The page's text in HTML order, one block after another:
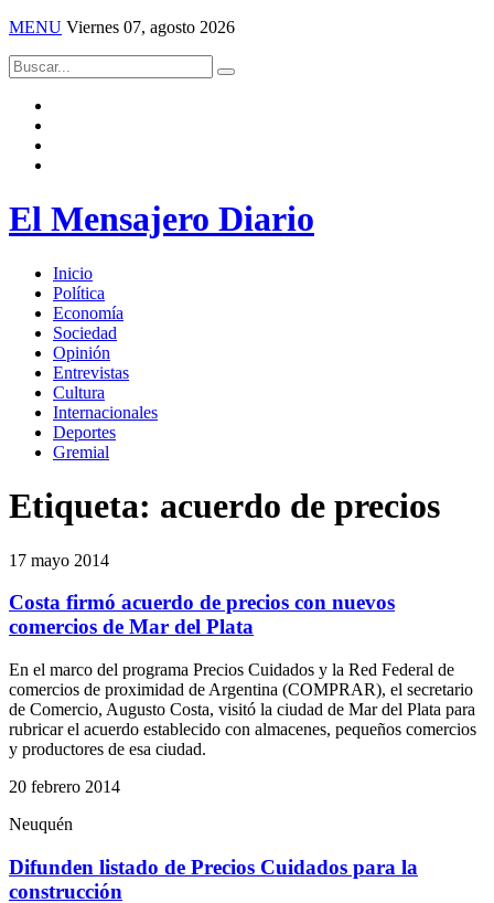
MENU Viernes 07, agosto 2026
El Mensajero Diario
Inicio
Política
Economía
Sociedad
Opinión
Entrevistas
Cultura
Internacionales
Deportes
Gremial
Etiqueta: acuerdo de precios
17 mayo 2014
Costa firmó acuerdo de precios con nuevos
comercios de Mar del Plata
En el marco del programa Precios Cuidados y la Red Federal de
comercios de proximidad de Argentina (COMPRAR), el secretario
de Comercio, Augusto Costa, visitó la ciudad de Mar del Plata para
rubricar el acuerdo establecido con almacenes, pequeños comercios
y productores de esa ciudad.
20 febrero 2014
Neuquén
Difunden listado de Precios Cuidados para la
construcción